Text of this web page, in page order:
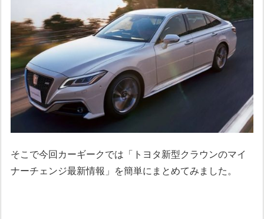
そこで今回カーギークでは「トヨタ新型クラウンのマイ
ナーチェンジ最新情報」を簡単にまとめてみました。